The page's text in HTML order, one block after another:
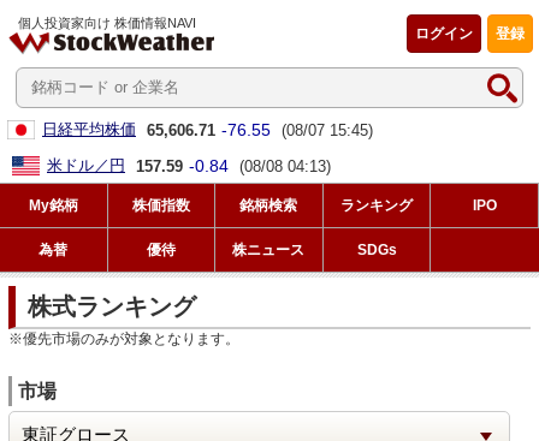
個人投資家向け 株価情報NAVI
登録
ログイン
日経平均株価 65,606.71 -76.55 (08/07 15:45)
米ドル／円
157.59 -0.84 (08/08 04:13)
My銘柄 株価指数 銘柄検索 ランキング IPO
為替 優待 株ニュース SDGs
株式ランキング
※優先市場のみが対象となります。
市場